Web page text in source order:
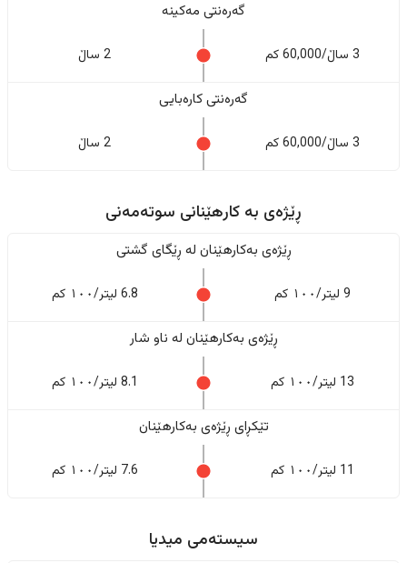
گەرەنتی مەکینە
3 ساڵ/60,000 کم 2 ساڵ
گەرەنتی کارەبایی
3 ساڵ/60,000 کم 2 ساڵ
ڕێژەى به کارهێنانی سوتەمەنی
ڕێژەى بەکارهێنان له ڕێگای گشتی
9 لیتر/١٠٠ کم 6.8 لیتر/١٠٠ کم
ڕێژەى بەکارهێنان له ناو شار
13 لیتر/١٠٠ کم 8.1 لیتر/١٠٠ کم
تێکڕای ڕێژەى بەکارهێنان
11 لیتر/١٠٠ کم 7.6 لیتر/١٠٠ کم
سیستەمی میدیا